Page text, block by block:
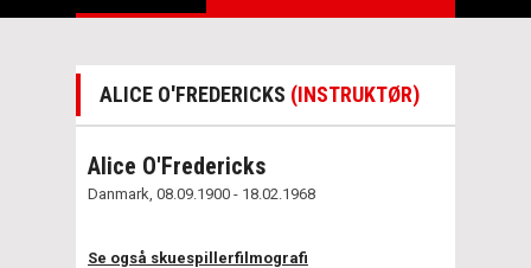
ALICE O'FREDERICKS (INSTRUKTØR)
Alice O'Fredericks
Danmark, 08.09.1900 - 18.02.1968
Se også skuespillerfilmografi